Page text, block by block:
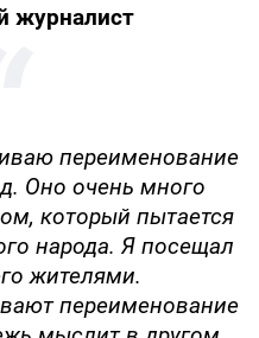
журналист
переименование
Оно очень много
который пытается
народа. Я посещал
жителями.
переименование